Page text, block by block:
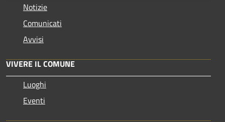
Notizie
Comunicati
Avvisi
VIVERE IL COMUNE
Luoghi
Eventi